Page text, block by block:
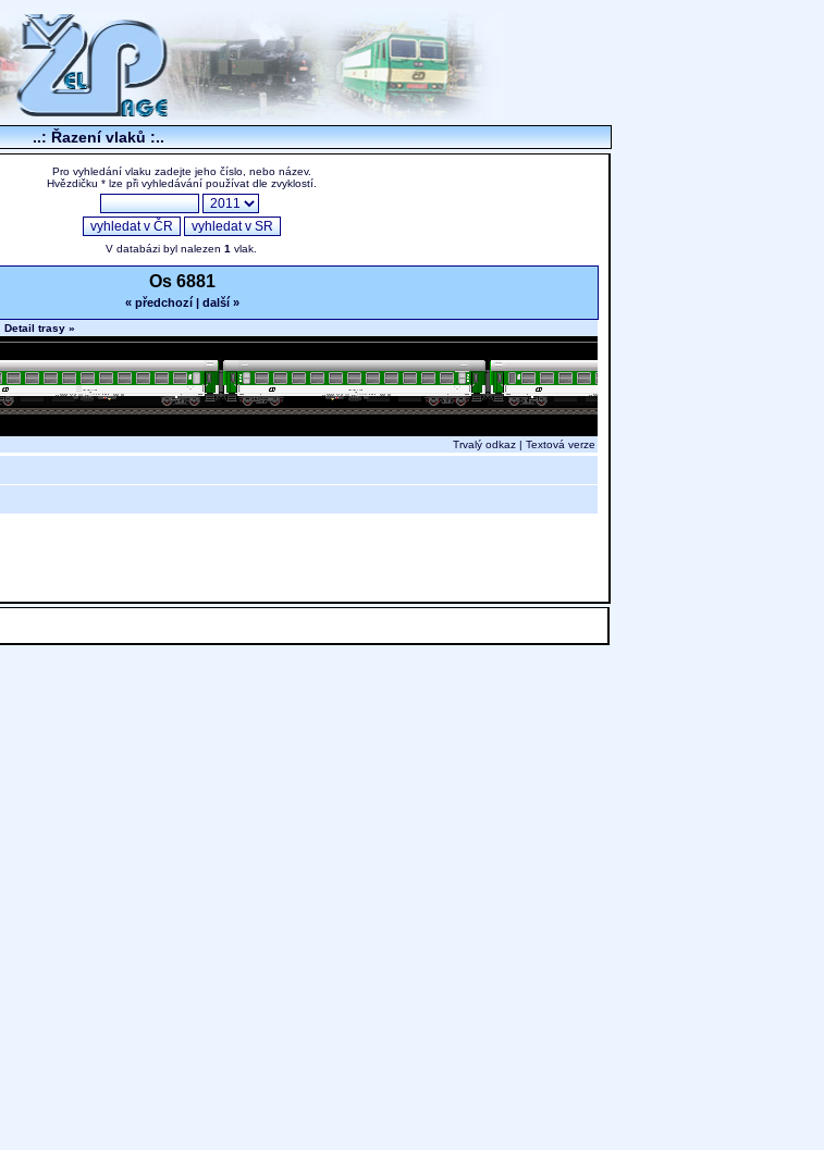
..: Řazení vlaků :..
Pro vyhledání vlaku zadejte jeho číslo, nebo název.
Hvězdičku * lze při vyhledávání používat dle zvyklostí.
V databázi byl nalezen 1 vlak.
Os 6881
« předchozí| další »
Detail trasy »
Trvalý odkaz | Textová verze